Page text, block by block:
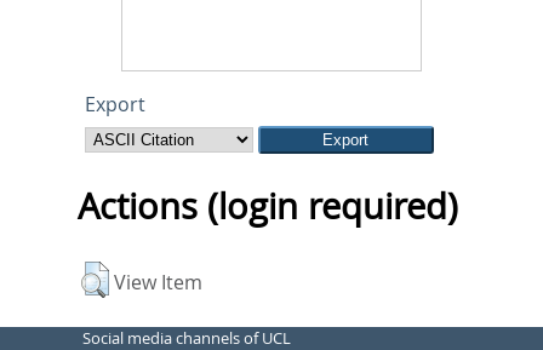
Export
Actions (login required)
View Item
Social media channels of UCL